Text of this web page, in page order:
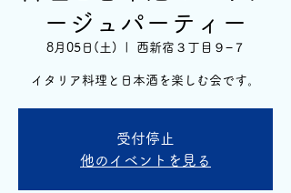
ージュパーティー
8月05日(土) 西新宿３丁目９−７
イタリア料理と日本酒を楽しむ会です。
受付停止
他のイベントを見る